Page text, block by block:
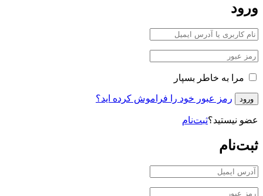
ورود
مرا به خاطر بسپار
ورود رمز عبور خود را فراموش کرده اید؟
عضو نیستید؟ثبت‌نام
ثبت‌نام